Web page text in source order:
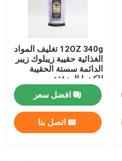
12OZ 340g تغليف المواد
الغذائية حقيبة زيبلوك زيبر
الدائمة سستة الحقيبة
للكينوا المنبثقة
افضل سعر
اتصل بنا